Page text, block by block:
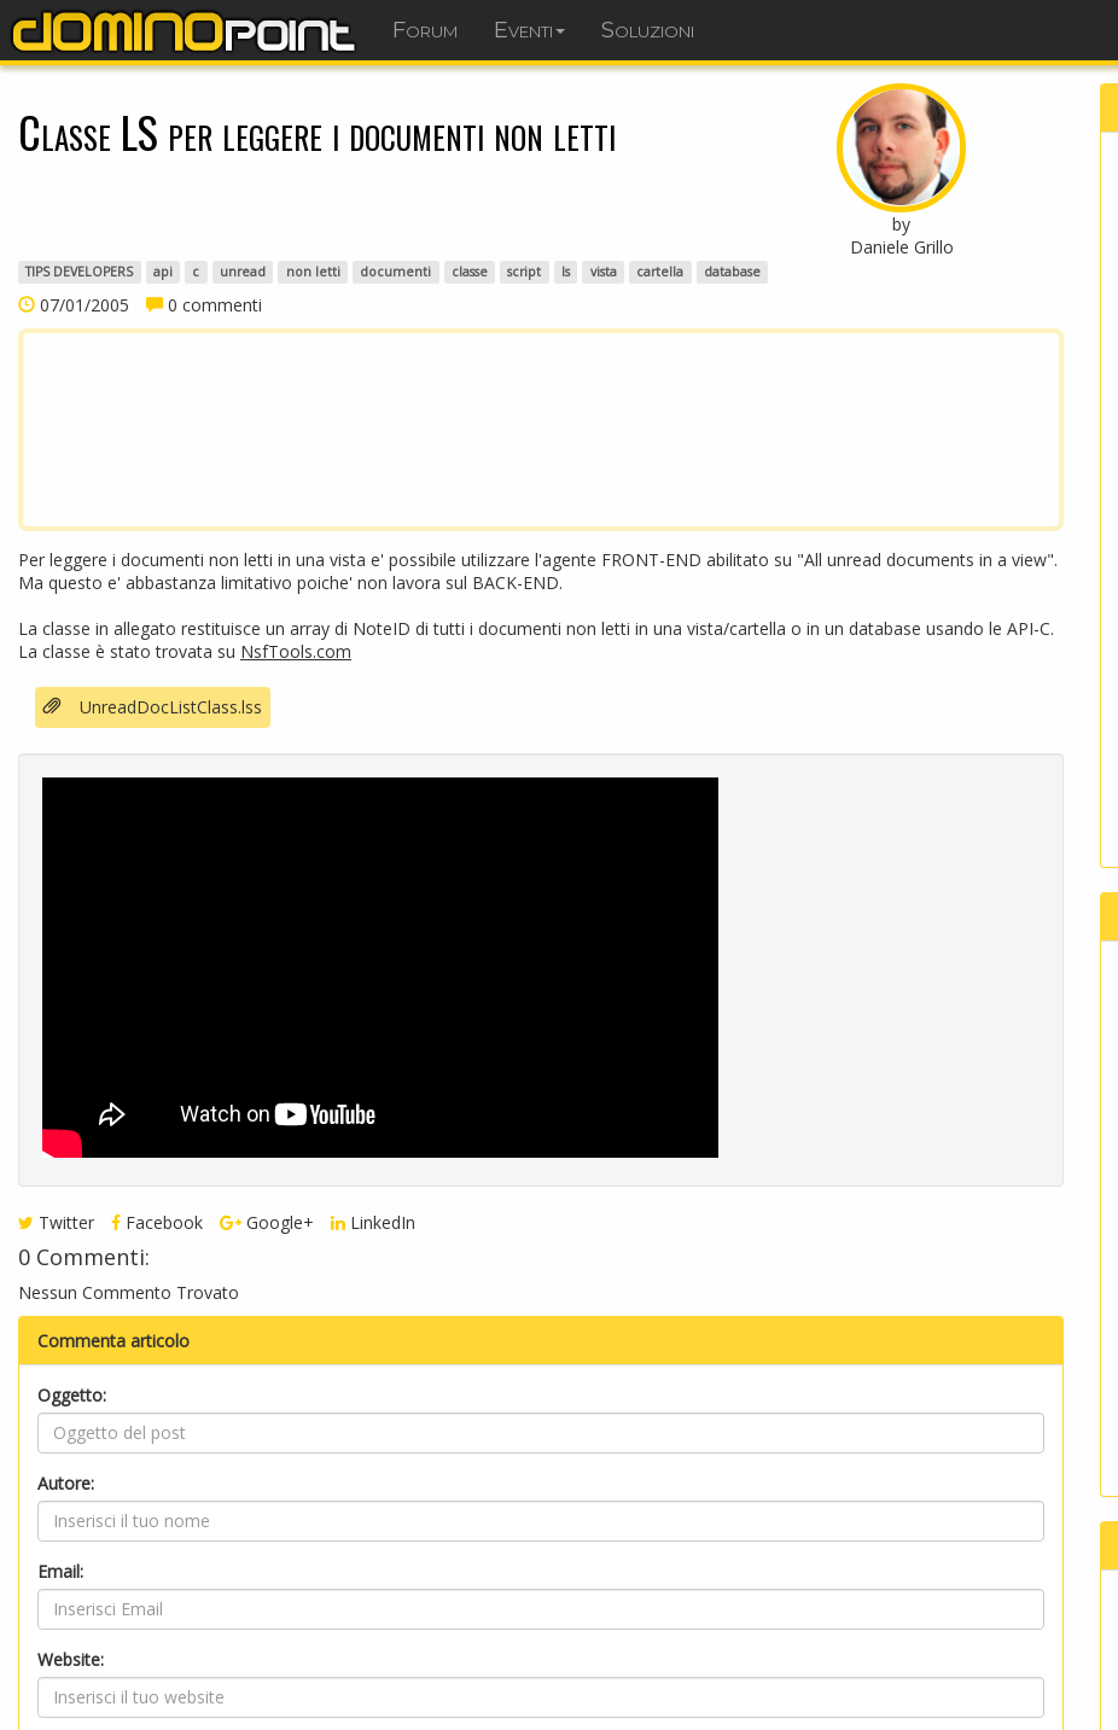
Forum Eventi Soluzioni
Classe LS per leggere i documenti non letti
by
Daniele Grillo
TIPS DEVELOPERS api c unread non letti documenti classe script ls vista cartella database
07/01/2005 0 commenti
Per leggere i documenti non letti in una vista e' possibile utilizzare l'agente FRONT-END abilitato su "All unread documents in a view".
Ma questo e' abbastanza limitativo poiche' non lavora sul BACK-END.
La classe in allegato restituisce un array di NoteID di tutti i documenti non letti in una vista/cartella o in un database usando le API-C.
La classe è stato trovata su NsfTools.com
UnreadDocListClass.lss
Twitter Facebook Google+ LinkedIn
0 Commenti:
Nessun Commento Trovato
Commenta articolo
Oggetto:
Autore:
Email:
Website: